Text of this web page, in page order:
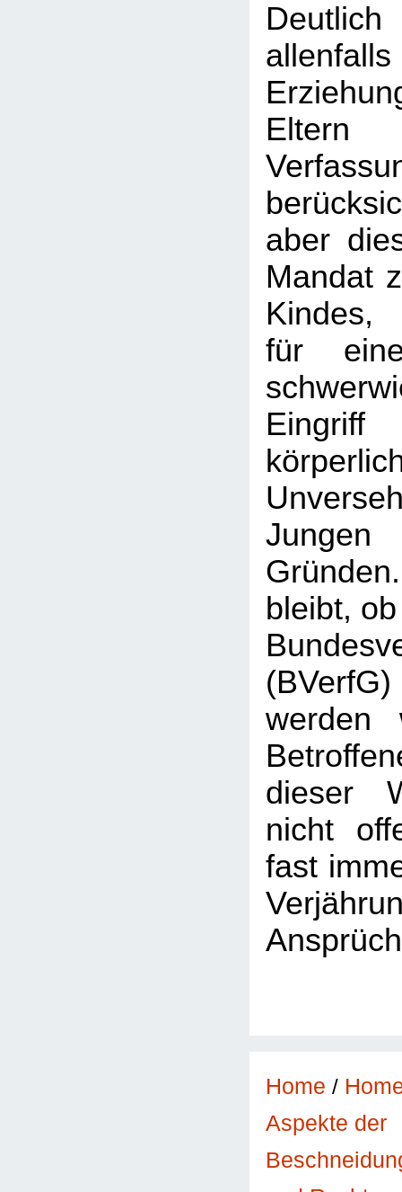
aber
Mandat
Kindes,
für
bleibt,
werden
dieser
nicht
fast
Home /
Aspekte der